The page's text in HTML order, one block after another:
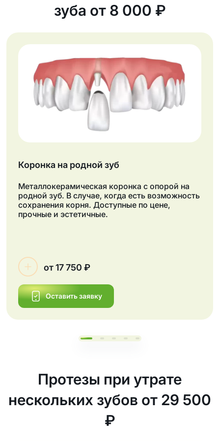
зуба от 8 000 ₽
Коронка на родной зуб
Металлокерамическая коронка с опорой на
родной зуб. В случае, когда есть возможность
сохранения корня. Доступные по цене,
прочные и эстетичные.
от 17 750 ₽
Оставить заявку
Протезы при утрате
нескольких зубов от 29 500
₽